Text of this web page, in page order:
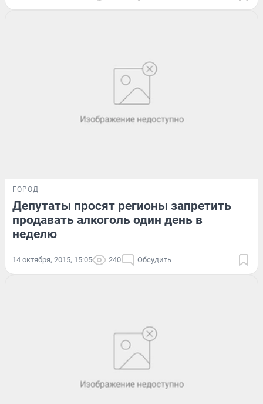
ГОРОД
Депутаты просят регионы запретить
продавать алкоголь один день в
неделю
14 октября, 2015, 15:05 240 Обсудить